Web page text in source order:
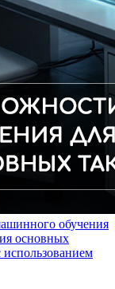
обучения
основных
использованием